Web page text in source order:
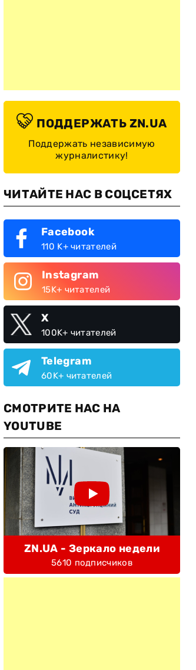
ПОДДЕРЖАТЬ ZN.UA
Поддержать независимую
журналистику!
ЧИТАЙТЕ НАС В СОЦСЕТЯХ
Facebook
110 K+ читателей
Instagram
15K+ читателей
X
100K+ читателей
Telegram
60K+ читателей
СМОТРИТЕ НАС НА
YOUTUBE
ZN.UA - Зеркало недели
5610 подписчиков